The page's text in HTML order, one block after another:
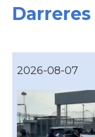
2026-08-07